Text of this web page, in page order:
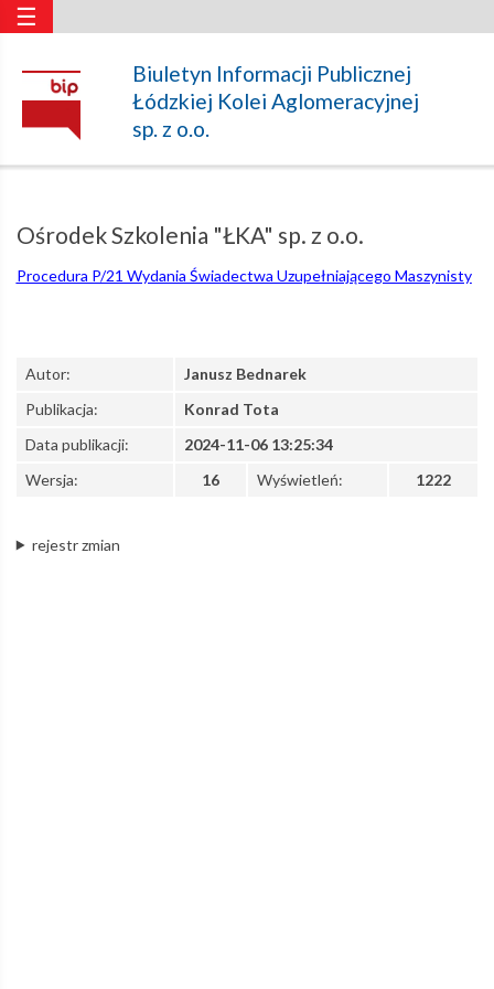
Ośrodek
Szkolenia
sp.
o.o.
Łódzka
Biuletyn Informacji Publicznej
Łódzkiej Kolei Aglomeracyjnej
sp. z o.o.
☰
Ośrodek Szkolenia "ŁKA" sp. z o.o.
Procedura P/21 Wydania Świadectwa Uzupełniającego Maszynisty
Autor: Janusz Bednarek
Wersja: 16 Wyświetleń: 1222
Publikacja:
Konrad Tota
Data publikacji:
2024-11-06 13:25:34
rejestr zmian